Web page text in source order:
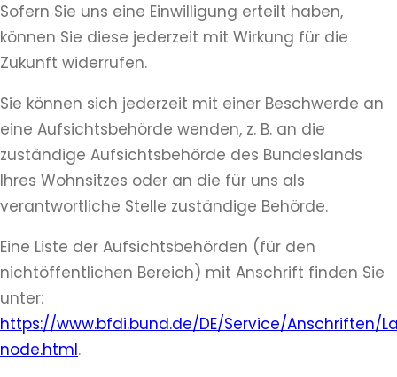
Sofern Sie uns eine Einwilligung erteilt haben,
können Sie diese jederzeit mit Wirkung für die
Zukunft widerrufen.
Sie können sich jederzeit mit einer Beschwerde an
eine Aufsichtsbehörde wenden, z. B. an die
zuständige Aufsichtsbehörde des Bundeslands
Ihres Wohnsitzes oder an die für uns als
verantwortliche Stelle zuständige Behörde.
Eine Liste der Aufsichtsbehörden (für den
nichtöffentlichen Bereich) mit Anschrift finden Sie
unter:
https://www.bfdi.bund.de/DE/Service/Anschriften/
node.html.